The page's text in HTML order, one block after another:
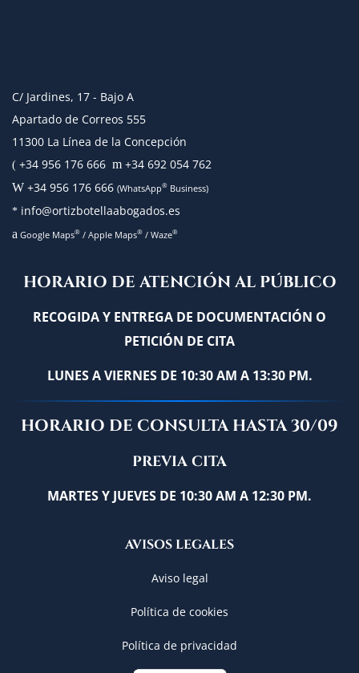
C/ Jardines, 17 - Bajo A
Apartado de Correos 555
11300 La Línea de la Concepción
( +34 956 176 666 m +34 692 054 762
W +34 956 176 666 (WhatsApp® Business)
* info@ortizbotellaabogados.es
a Google Maps® / Apple Maps® / Waze®
HORARIO DE ATENCIÓN AL PÚBLICO
RECOGIDA Y ENTREGA DE DOCUMENTACIÓN O
PETICIÓN DE CITA
LUNES A VIERNES DE 10:30 AM A 13:30 PM.
HORARIO DE CONSULTA HASTA 30/09
PREVIA CITA
MARTES Y JUEVES DE 10:30 AM A 12:30 PM.
AVISOS LEGALES
Aviso legal
Política de cookies
Política de privacidad